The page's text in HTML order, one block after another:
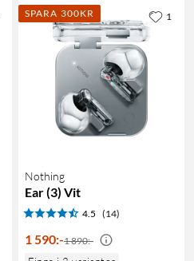
SPARA 300KR
Nothing
Ear (3) Vit
4.5 (14)
1 590:-1 890:-
1